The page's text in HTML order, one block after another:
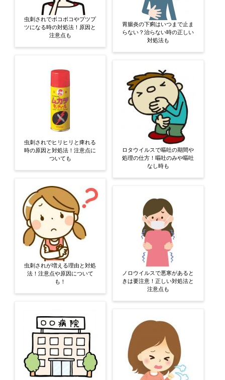
虫刺されでボコボコやプツプ
ツになる時の対処法！原因と
注意点も
虫刺されでヒリヒリと痺れる
時の原因と対処法！注意点に
ついても
虫刺されが増える理由と対処
法！注意点や原因について
も！
胃腸炎の下痢はいつまで止ま
らない？治らない時の正しい
対処法も
ロタウイルスで嘔吐の期間や
処理の仕方！嘔吐のみや嘔吐
なし時も
ノロウイルスで悪寒があると
きは要注意！正しい対処法と
注意点も